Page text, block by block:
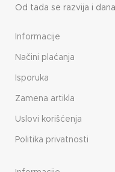
Od tada se razvija i
Informacije
Načini plaćanja
Isporuka
Zamena artikla
Uslovi korišćenja
Politika privatnosti